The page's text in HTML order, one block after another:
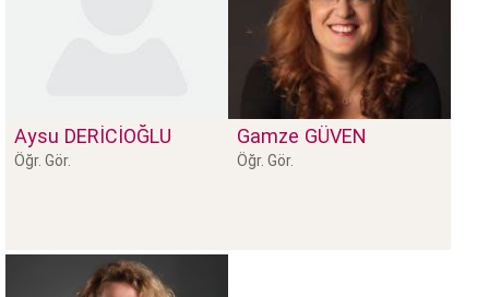
Aysu DERİCİOĞLU
Öğr. Gör.
Gamze GÜVEN
Öğr. Gör.